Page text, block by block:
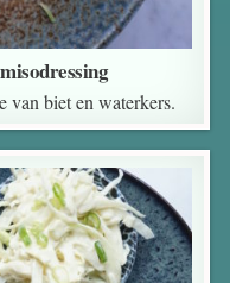
van biet en waterkers.